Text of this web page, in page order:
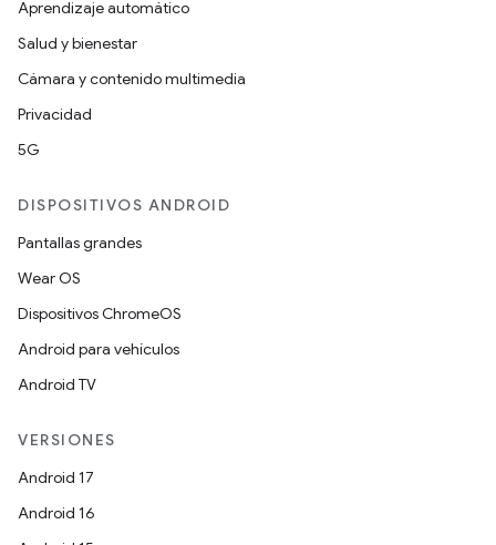
Aprendizaje automático
Salud y bienestar
Cámara y contenido multimedia
Privacidad
5G
DISPOSITIVOS ANDROID
Pantallas grandes
Wear OS
Dispositivos ChromeOS
Android para vehículos
Android TV
VERSIONES
Android 17
Android 16